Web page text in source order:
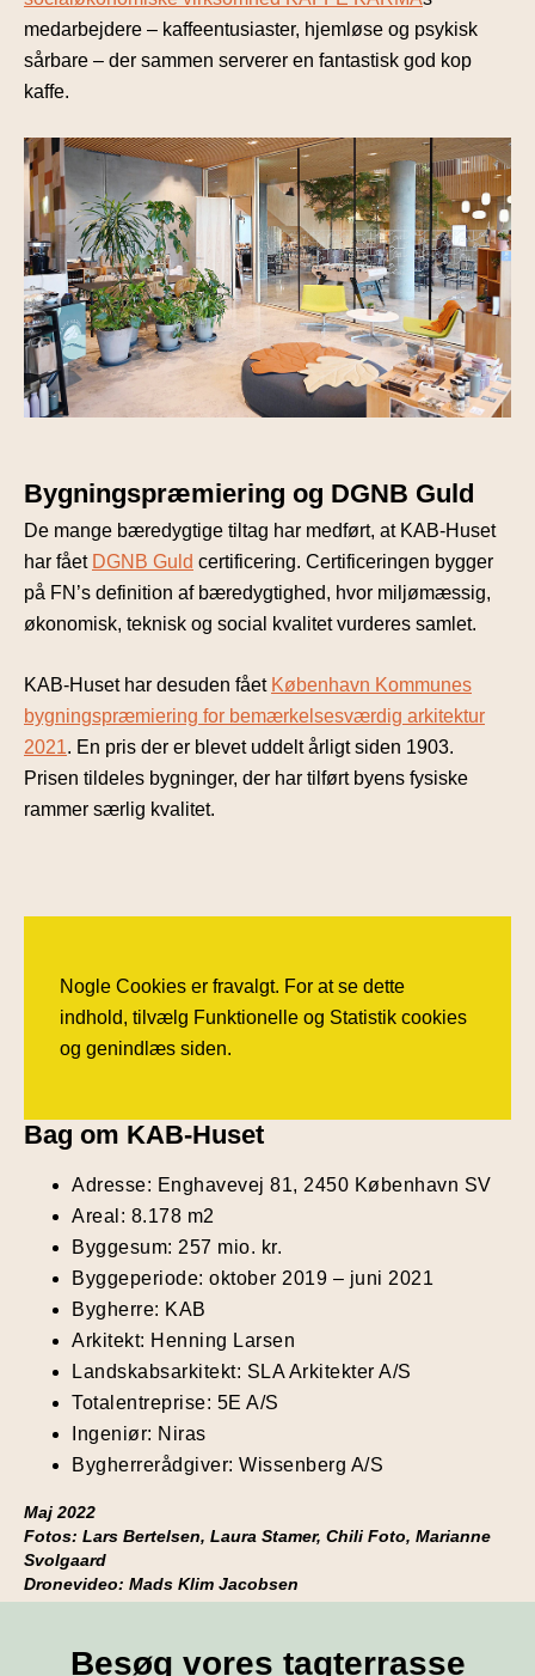
medarbejdere – kaffeentusiaster, hjemløse og psykisk
sårbare – der sammen serverer en fantastisk god kop
kaffe.
Bygningspræmiering og DGNB Guld
De mange bæredygtige tiltag har medført, at KAB-Huset
har fået DGNB Guld certificering. Certificeringen bygger
på FN’s definition af bæredygtighed, hvor miljømæssig,
økonomisk, teknisk og social kvalitet vurderes samlet.
KAB-Huset har desuden fået København Kommunes
bygningspræmiering for bemærkelsesværdig arkitektur
2021. En pris der er blevet uddelt årligt siden 1903.
Prisen tildeles bygninger, der har tilført byens fysiske
rammer særlig kvalitet.
Nogle Cookies er fravalgt. For at se dette
indhold, tilvælg Funktionelle og Statistik cookies
og genindlæs siden.
Bag om KAB-Huset
Adresse: Enghavevej 81, 2450 København SV
Areal: 8.178 m2
Byggesum: 257 mio. kr.
Byggeperiode: oktober 2019 – juni 2021
Bygherre: KAB
Arkitekt: Henning Larsen
Landskabsarkitekt: SLA Arkitekter A/S
Totalentreprise: 5E A/S
Ingeniør: Niras
Bygherrerådgiver: Wissenberg A/S
Maj 2022
Fotos: Lars Bertelsen, Laura Stamer, Chili Foto, Marianne
Svolgaard
Dronevideo: Mads Klim Jacobsen
Besøg vores tagterrasse